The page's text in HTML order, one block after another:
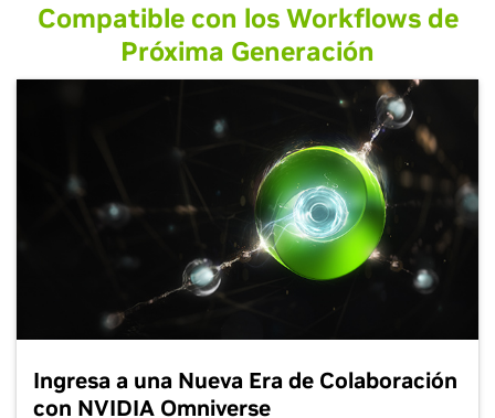
Compatible con los Workflows de
Próxima Generación
Ingresa a una Nueva Era de Colaboración
con NVIDIA Omniverse